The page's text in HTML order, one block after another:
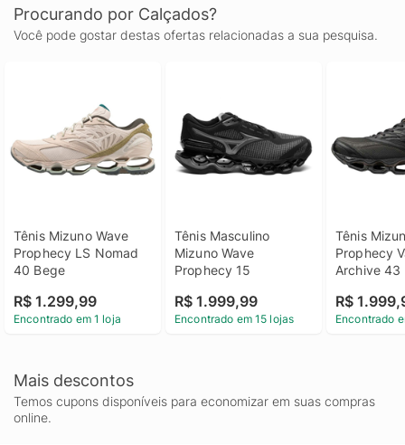
Procurando por Calçados?
Você pode gostar destas ofertas relacionadas a sua pesquisa.
Tênis Mizuno Wave
Prophecy LS Nomad
40 Bege
R$ 1.299,99
Encontrado em 1 loja
Tênis Masculino
Mizuno Wave
Prophecy 15
R$ 1.999,99
Encontrado em 15 lojas
Tênis
Prophecy
Archive 43
R$
Encontrado
Mais descontos
Temos cupons disponíveis para economizar em suas compras
online.